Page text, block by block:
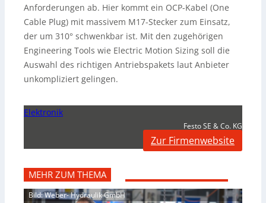
Anforderungen ab. Hier kommt ein OCP-Kabel (One
Cable Plug) mit massivem M17-Stecker zum Einsatz,
der um 310° schwenkbar ist. Mit den zugehörigen
Engineering Tools wie Electric Motion Sizing soll die
Auswahl des richtigen Antriebspakets laut Anbieter
unkompliziert gelingen.
Elektronik
Festo SE & Co. KG
Zur Firmenwebsite
MEHR ZUM THEMA
Bild: Weber- Hydraulik GmbH